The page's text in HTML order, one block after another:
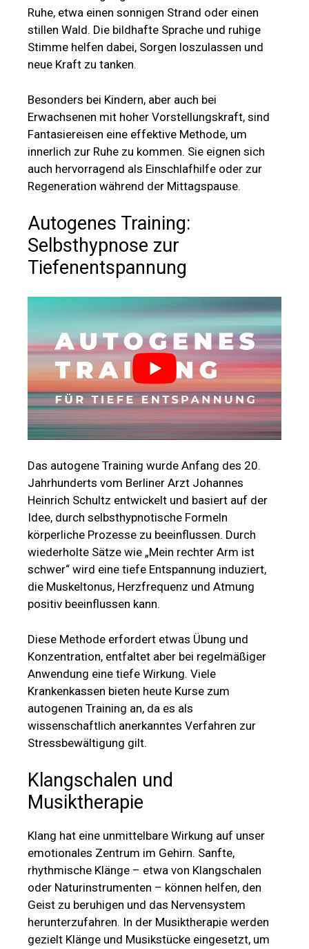
Ruhe, etwa einen sonnigen Strand oder einen
stillen Wald. Die bildhafte Sprache und ruhige
Stimme helfen dabei, Sorgen loszulassen und
neue Kraft zu tanken.
Besonders bei Kindern, aber auch bei
Erwachsenen mit hoher Vorstellungskraft, sind
Fantasiereisen eine effektive Methode, um
innerlich zur Ruhe zu kommen. Sie eignen sich
auch hervorragend als Einschlafhilfe oder zur
Regeneration während der Mittagspause.
Autogenes Training:
Selbsthypnose zur
Tiefenentspannung
Das autogene Training wurde Anfang des 20.
Jahrhunderts vom Berliner Arzt Johannes
Heinrich Schultz entwickelt und basiert auf der
Idee, durch selbsthypnotische Formeln
körperliche Prozesse zu beeinflussen. Durch
wiederholte Sätze wie „Mein rechter Arm ist
schwer“ wird eine tiefe Entspannung induziert,
die Muskeltonus, Herzfrequenz und Atmung
positiv beeinflussen kann.
Diese Methode erfordert etwas Übung und
Konzentration, entfaltet aber bei regelmäßiger
Anwendung eine tiefe Wirkung. Viele
Krankenkassen bieten heute Kurse zum
autogenen Training an, da es als
wissenschaftlich anerkanntes Verfahren zur
Stressbewältigung gilt.
Klangschalen und
Musiktherapie
Klang hat eine unmittelbare Wirkung auf unser
emotionales Zentrum im Gehirn. Sanfte,
rhythmische Klänge – etwa von Klangschalen
oder Naturinstrumenten – können helfen, den
Geist zu beruhigen und das Nervensystem
herunterzufahren. In der Musiktherapie werden
gezielt Klänge und Musikstücke eingesetzt, um